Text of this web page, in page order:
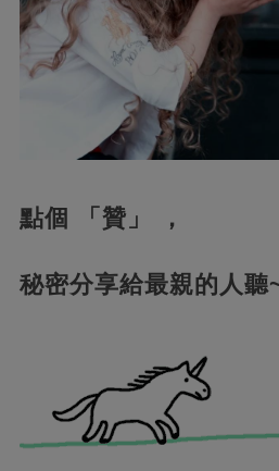
點個 「贊」 ，
秘密分享給最親的人聽